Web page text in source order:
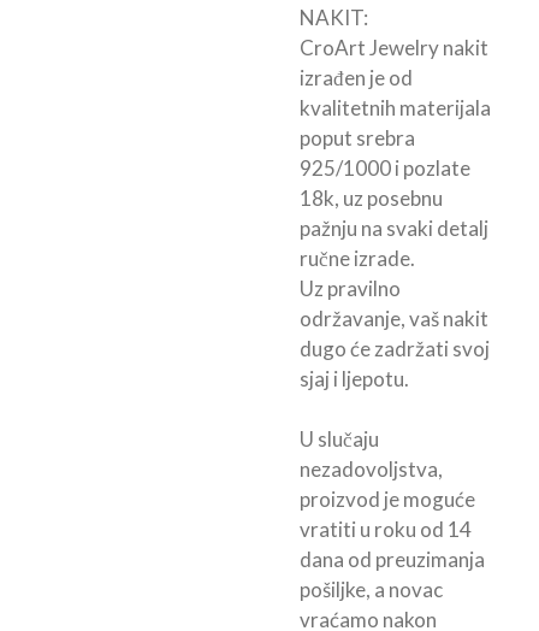
NAKIT:
CroArt Jewelry nakit
izrađen je od
kvalitetnih materijala
poput srebra
925/1000 i pozlate
18k, uz posebnu
pažnju na svaki detalj
ručne izrade.
Uz pravilno
održavanje, vaš nakit
dugo će zadržati svoj
sjaj i ljepotu.
U slučaju
nezadovoljstva,
proizvod je moguće
vratiti u roku od 14
dana od preuzimanja
pošiljke, a novac
vraćamo nakon